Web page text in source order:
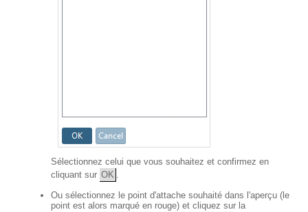
Sélectionnez celui que vous souhaitez et confirmez en
cliquant sur OK .
Ou sélectionnez le point d'attache souhaité dans l'aperçu (le
point est alors marqué en rouge) et cliquez sur la